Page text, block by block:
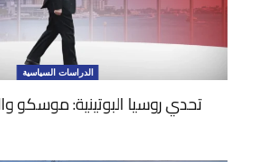
الدراسات السياسية
تحدي روسيا البوتينية: موسكو